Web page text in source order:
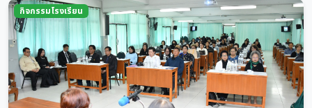
กิจกรรมโรงเรียน